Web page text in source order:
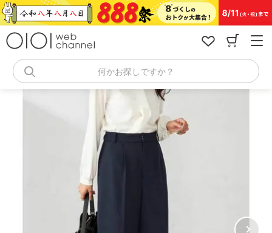
コ
ン
何かお探しですか？